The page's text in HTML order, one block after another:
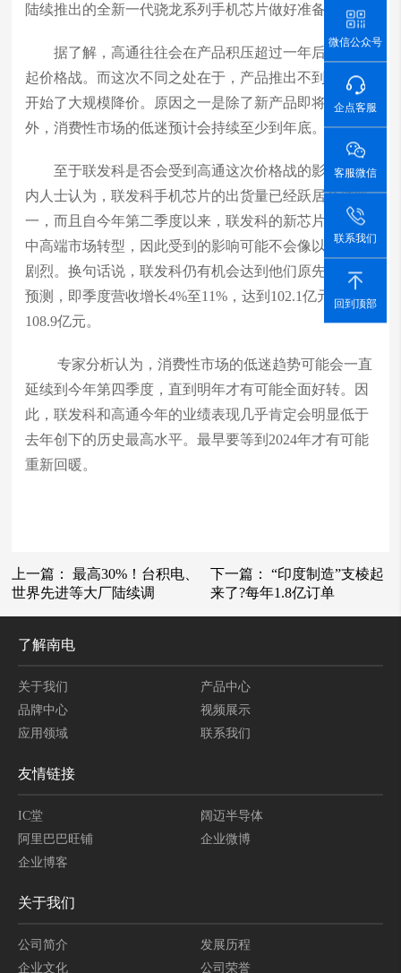
陆续推出的全新一代骁龙系列手机芯片做好准备。
据了解，高通往往会在产品积压超过一年后才会发
起价格战。而这次不同之处在于，产品推出不到半年就
开始了大规模降价。原因之一是除了新产品即将发布
外，消费性市场的低迷预计会持续至少到年底。
至于联发科是否会受到高通这次价格战的影响，业
内人士认为，联发科手机芯片的出货量已经跃居全球第
一，而且自今年第二季度以来，联发科的新芯片开始向
中高端市场转型，因此受到的影响可能不会像以往那样
剧烈。换句话说，联发科仍有机会达到他们原先的财务
预测，即季度营收增长4%至11%，达到102.1亿元至
108.9亿元。
专家分析认为，消费性市场的低迷趋势可能会一直
延续到今年第四季度，直到明年才有可能全面好转。因
此，联发科和高通今年的业绩表现几乎肯定会明显低于
去年创下的历史最高水平。最早要等到2024年才有可能
重新回暖。
上一篇：最高30%！台积电、
世界先进等大厂陆续调
下一篇： “印度制造”支棱起
来了?每年1.8亿订单
了解南电
关于我们
产品中心
品牌中心
视频展示
应用领域
联系我们
友情链接
IC堂
阔迈半导体
阿里巴巴旺铺
企业微博
企业博客
关于我们
公司简介
发展历程
企业文化
公司荣誉
微信公众号
企点客服
客服微信
联系我们
回到顶部